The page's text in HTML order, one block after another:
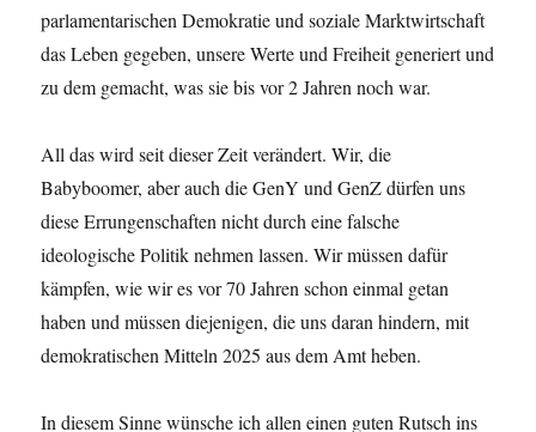
parlamentarischen Demokratie und soziale Marktwirtschaft
das Leben gegeben, unsere Werte und Freiheit generiert und
zu dem gemacht, was sie bis vor 2 Jahren noch war.
All das wird seit dieser Zeit verändert. Wir, die
Babyboomer, aber auch die GenY und GenZ dürfen uns
diese Errungenschaften nicht durch eine falsche
ideologische Politik nehmen lassen. Wir müssen dafür
kämpfen, wie wir es vor 70 Jahren schon einmal getan
haben und müssen diejenigen, die uns daran hindern, mit
demokratischen Mitteln 2025 aus dem Amt heben.
In diesem Sinne wünsche ich allen einen guten Rutsch ins